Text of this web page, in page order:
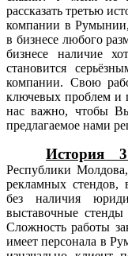
рассказать третью
компании в
в бизнесе любого
бизнесе наличие
становится
компании. Свою
ключевых проблем и
нас важно, чтобы
предлагаемое нами
Республики
рекламных
без наличия
выставочные
Сложность работы
имеет персонала в